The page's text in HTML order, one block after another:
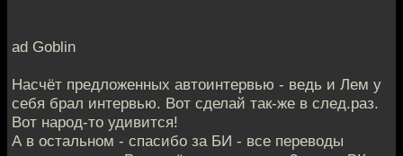
ad Goblin
Насчёт предложенных автоинтервью - ведь и Лем у
себя брал интервью. Вот сделай так-же в след.раз.
Вот народ-то удивится!
А в остальном - спасибо за БИ - все переводы